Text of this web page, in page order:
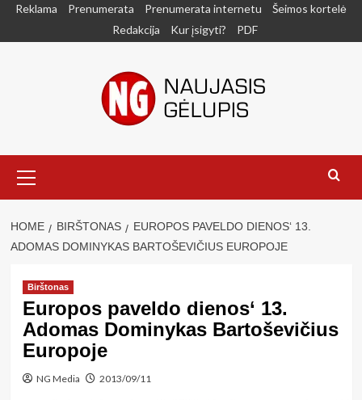
SkipReklama Prenumerata Prenumerata internetu
Šeimos kortelė
Redakcija
Kur įsigyti? PDF
Menu
HOME BIRŠTONAS
EUROPOS PAVELDO DIENOS‘ 13.
ADOMAS DOMINYKAS BARTOŠEVIČIUS EUROPOJE
Birštonas
Europos paveldo dienos‘ 13.
Adomas Dominykas Bartoševičius
Europoje
NG Media 2013/09/11